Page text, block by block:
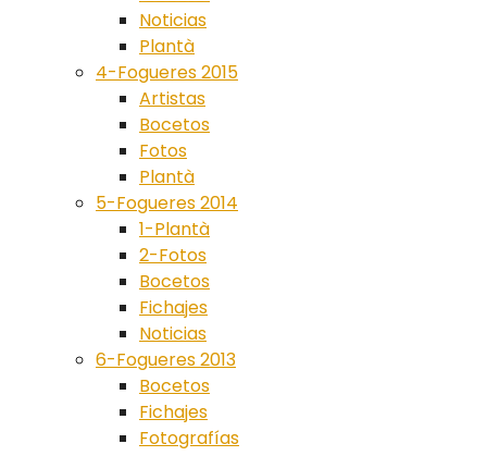
Noticias
Plantà
4-Fogueres 2015
Artistas
Bocetos
Fotos
Plantà
5-Fogueres 2014
1-Plantà
2-Fotos
Bocetos
Fichajes
Noticias
6-Fogueres 2013
Bocetos
Fichajes
Fotografías